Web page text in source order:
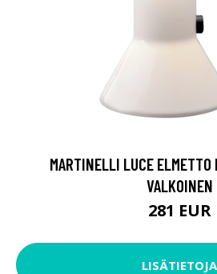
MARTINELLI LUCE ELMETTO
VALKOINEN
281 EUR
LISÄTIETOJA